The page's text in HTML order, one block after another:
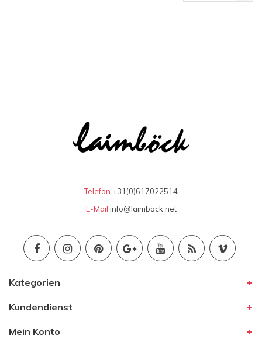
Telefon +31(0)617022514
E-Mail info@laimbock.net
Kategorien
Kundendienst
Mein Konto